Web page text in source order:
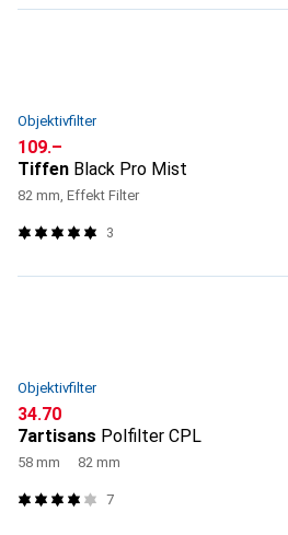
Objektivfilter
CHF
109.–
Tiffen Black Pro Mist
82 mm, Effekt Filter
3
Objektivfilter
CHF
34.70
7artisans Polfilter CPL
58 mm 82 mm
7